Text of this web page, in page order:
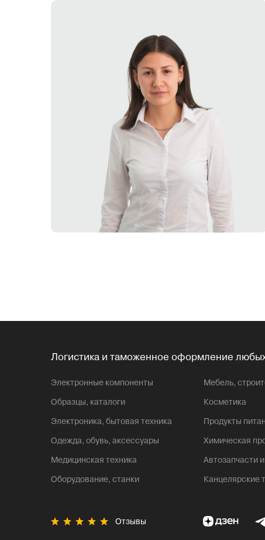
Логистика и таможенное оформление любых
Электронные компоненты
Образцы, каталоги
Электроника, бытовая техника
Одежда, обувь, аксессуары
Медицинская техника
Оборудование, станки
Мебель,
Косметика
Продукты
Химическая
Автозапчасти
Канцелярские
Отзывы